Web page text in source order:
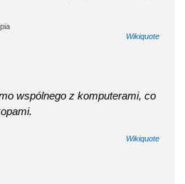
Wikiquote
wspólnego z komputerami, co
Wikiquote